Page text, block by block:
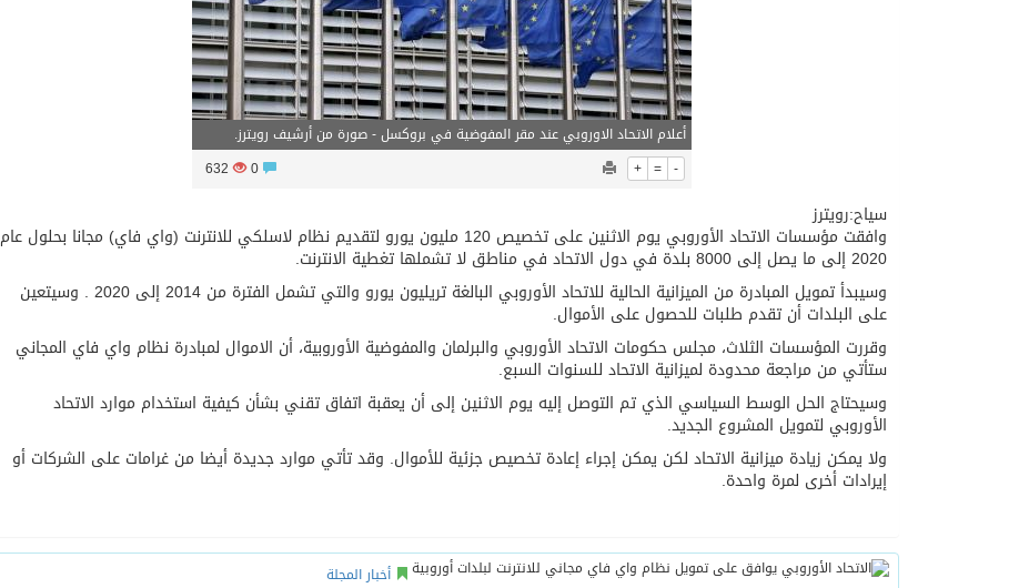
أعلام الاتحاد الاوروبي عند مقر المفوضية في بروكسل - صورة من أرشيف رويترز.
+ = -
0
632
سياح:رويترز
وافقت مؤسسات الاتحاد الأوروبي يوم الاثنين على تخصيص 120 مليون يورو لتقديم نظام لاسلكي للانترنت (واي فاي) مجانا بحلول عام
2020 إلى ما يصل إلى 8000 بلدة في دول الاتحاد في مناطق لا تشملها تغطية الانترنت.
وسيبدأ تمويل المبادرة من الميزانية الحالية للاتحاد الأوروبي البالغة تريليون يورو والتي تشمل الفترة من 2014 إلى 2020 . وسيتعين
على البلدات أن تقدم طلبات للحصول على الأموال.
وقررت المؤسسات الثلاث، مجلس حكومات الاتحاد الأوروبي والبرلمان والمفوضية الأوروبية، أن الاموال لمبادرة نظام واي فاي المجاني
ستأتي من مراجعة محدودة لميزانية الاتحاد للسنوات السبع.
وسيحتاج الحل الوسط السياسي الذي تم التوصل إليه يوم الاثنين إلى أن يعقبة اتفاق تقني بشأن كيفية استخدام موارد الاتحاد
الأوروبي لتمويل المشروع الجديد.
ولا يمكن زيادة ميزانية الاتحاد لكن يمكن إجراء إعادة تخصيص جزئية للأموال. وقد تأتي موارد جديدة أيضا من غرامات على الشركات أو
إيرادات أخرى لمرة واحدة.
أخبار المجلة